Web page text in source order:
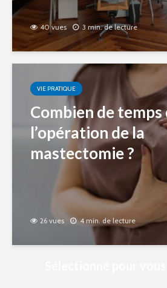
40 vues 3 min. de lecture
VIE PRATIQUE
Combien de temps
l’opération de la
mastectomie ?
26 vues 4 min. de lecture